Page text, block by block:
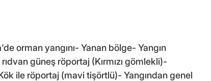
'de orman yangını- Yanan bölge- Yangın
güneş röportaj (Kırmızı gömlekli)-
ile röportaj (mavi tişörtlü)- Yangından genel